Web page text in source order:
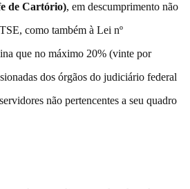
de Cartório), em descumprimento não
como também à Lei nº
que no máximo 20% (vinte por
dos órgãos do judiciário federal
não pertencentes a seu quadro